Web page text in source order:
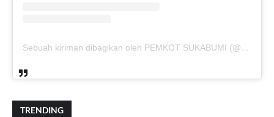
Sebuah kiriman dibagikan oleh PEMKOT SUKABUMI (@pemkotsukabumi_)
TRENDING